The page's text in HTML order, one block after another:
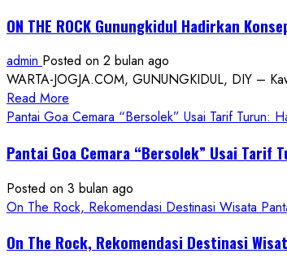
ON THE ROCK Gunungkidul Hadirkan
admin Posted on 2 bulan ago
WARTA-JOGJA.COM, GUNUNGKIDUL, DIY –
Read More
more
ON
ROCK
Gunungkidul
Konsep
Pantai Goa Cemara “Bersolek” Usai Tarif Turun:
Pantai Goa Cemara “Bersolek” Usai Tarif
Posted on 3 bulan ago
On The Rock, Rekomendasi Destinasi Wisata
On The Rock, Rekomendasi Destinasi